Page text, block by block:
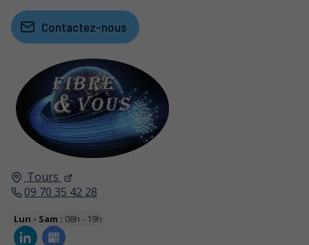
Tours
09 70 35 42 28
Lun - Sam : 08h - 19h
Contactez-nous